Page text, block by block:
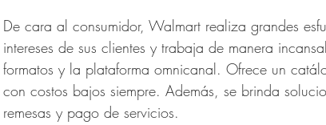
De cara al consumidor, Walmart realiza grandes
intereses de sus clientes y trabaja de manera
formatos y la plataforma omnicanal. Ofrece un
con costos bajos siempre. Además, se brinda
remesas y pago de servicios.